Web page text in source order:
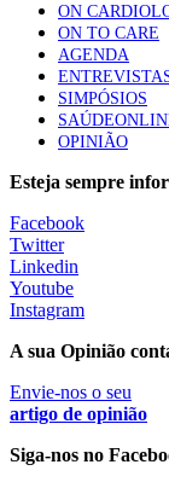
53
MAIS NOTÍCIAS
Plataforma criada
diagnóstico de
5 Ago, 2026
ULS Alto Alentejo
Oncologia,
5 Ago, 2026 0
ON
ON TO CARE
AGENDA
SIMPÓSIOS
OPINIÃO
Esteja sempre
Facebook
Twitter
Linkedin
Youtube
Instagram
A sua Opinião
Envie-nos o seu
artigo de opinião
Siga-nos no